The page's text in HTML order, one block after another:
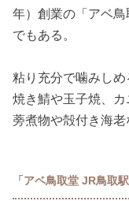
年）創業の「アベ
でもある。
粘り充分で噛みしめ
焼き鯖や玉子焼、
蒡煮物や殻付き海老
「アベ鳥取堂 JR鳥取